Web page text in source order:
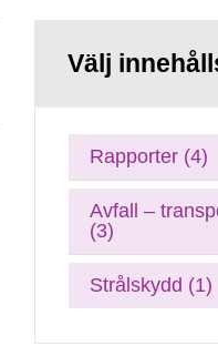
Välj
Rapporter (4)
Avfall –
(3)
Strålskydd (1)